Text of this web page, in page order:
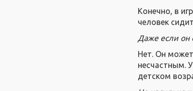
Конечно, в
человек
Даже если он
Нет. Он
несчастным.
детском